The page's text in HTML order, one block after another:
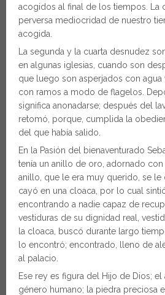
acogidos al final de los tiempos. La
perversa mediocridad de nuestro
acogida.
La segunda y la cuarta desnudez
en algunas iglesias, cuando son
que luego son asperjados con
con ramos a modo de flagelos.
significa anonadarse; después del
retomó, porque, cumplida la
del que había salido.
En la Pasión del bienaventurado
tenía un anillo de oro, adornado con
anillo, que le era muy querido, se
cayó en una cloaca, por lo cual
encontrando a nadie capaz de
vestiduras de su dignidad real,
la cloaca, buscó durante largo
lo encontró; encontrado, lleno de
al palacio.
Ese rey es figura del Hijo de Dios; el
género humano; la piedra preciosa